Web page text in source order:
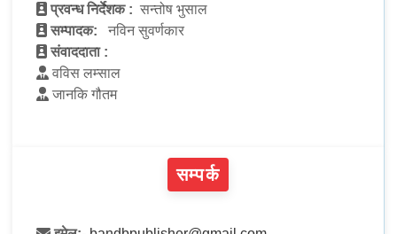
प्रवन्ध निर्देशक : सन्तोष भुसाल
सम्पादक:
नविन सुवर्णकार
संवाददाता :
वविस लम्साल
जानकि गौतम
सम्पर्क